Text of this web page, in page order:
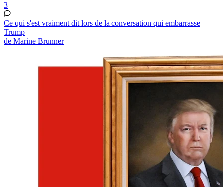
3
Ce qui s'est vraiment dit lors de la conversation qui embarrasse
Trump
de Marine Brunner